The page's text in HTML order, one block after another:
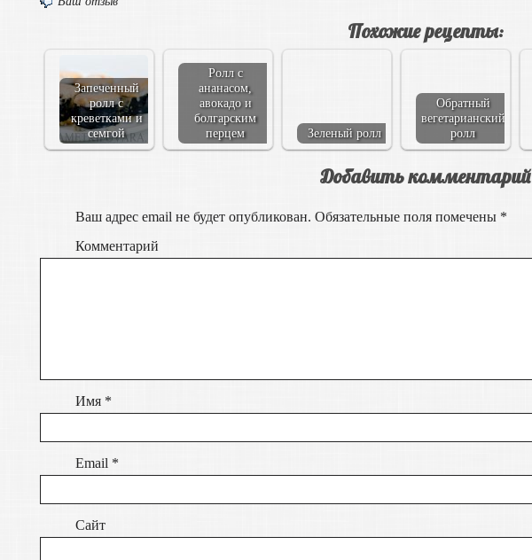
Похожие рецепты:
Запеченный
ролл с
креветками и
семгой
Ролл с
ананасом,
авокадо и
болгарским
перцем
Зеленый ролл
Обратный
вегетарианский
ролл
Добавить комментарий
Ваш адрес email не будет опубликован. Обязательные поля помечены *
Комментарий
Имя *
Email *
Сайт